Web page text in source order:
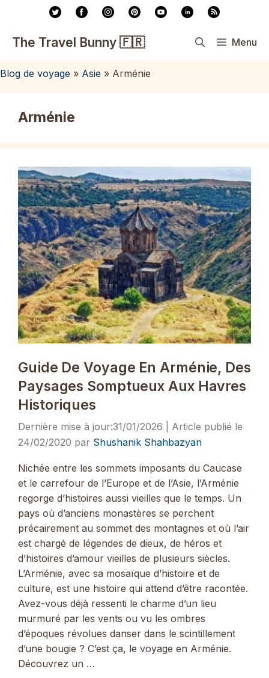
contenu
The Travel Bunny 🇫🇷 Menu
Blog de voyage » Asie » Arménie
Arménie
Guide De Voyage En Arménie, Des
Paysages Somptueux Aux Havres
Historiques
31/01/2026
24/02/2020 par Shushanik Shahbazyan
Nichée entre les sommets imposants du Caucase
et le carrefour de l’Europe et de l’Asie, l’Arménie
regorge d’histoires aussi vieilles que le temps. Un
pays où d’anciens monastères se perchent
précairement au sommet des montagnes et où l’air
est chargé de légendes de dieux, de héros et
d’histoires d’amour vieilles de plusieurs siècles.
L’Arménie, avec sa mosaïque d’histoire et de
culture, est une histoire qui attend d’être racontée.
Avez-vous déjà ressenti le charme d’un lieu
murmuré par les vents ou vu les ombres
d’époques révolues danser dans le scintillement
d’une bougie ? C’est ça, le voyage en Arménie.
Découvrez un …